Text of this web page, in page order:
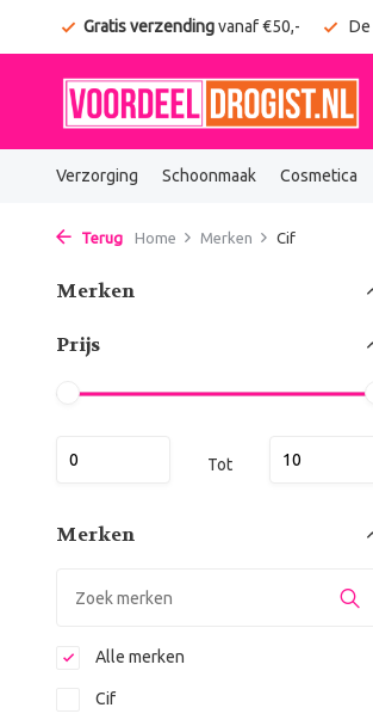
Gratis verzendingvanaf €50,- De
Verzorging Schoonmaak Cosmetica
Terug Home Merken Cif
Merken
Prijs
Tot
Merken
Alle merken
Cif